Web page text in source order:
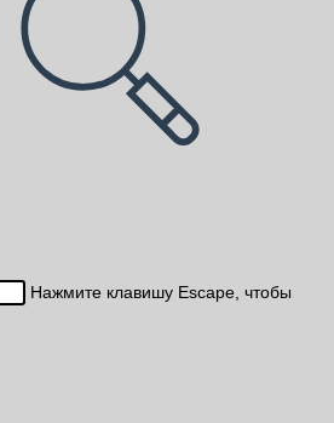
Нажмите клавишу Escape, чтобы